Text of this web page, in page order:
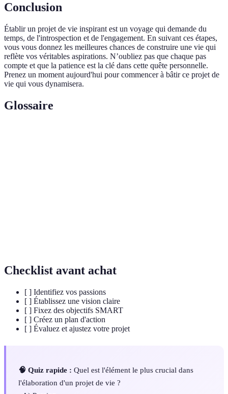
Conclusion
Établir un projet de vie inspirant est un voyage qui demande du
temps, de l'introspection et de l'engagement. En suivant ces étapes,
vous vous donnez les meilleures chances de construire une vie qui
reflète vos véritables aspirations. N’oubliez pas que chaque pas
compte et que la patience est la clé dans cette quête personnelle.
Prenez un moment aujourd'hui pour commencer à bâtir ce projet de
vie qui vous dynamisera.
Glossaire
Checklist avant achat
[ ] Identifiez vos passions
[ ] Établissez une vision claire
[ ] Fixez des objectifs SMART
[ ] Créez un plan d'action
[ ] Évaluez et ajustez votre projet
🧠 Quiz rapide : Quel est l'élément le plus crucial dans
l'élaboration d'un projet de vie ?